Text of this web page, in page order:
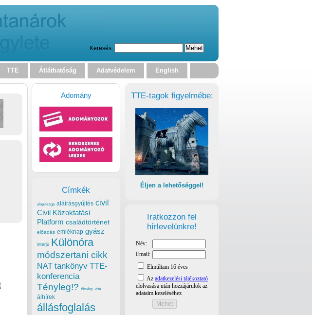
Keresés:
TTE Átláthatóság Adatvédelem English
TTE-tagok figyelmébe:
Éljen a lehetőséggel!
Iratkozzon fel
hírlevelünkre!
Adomány
Címkék
alapvizsga aláírásgyűjtés civil
Civil Közoktatási
Platform családtörténet
előadás emléknap gyász
interjú Különóra
módszertani cikk
NAT tankönyv TTE-
konferencia
Tényleg!? törvény vita
álhírek
állásfoglalás